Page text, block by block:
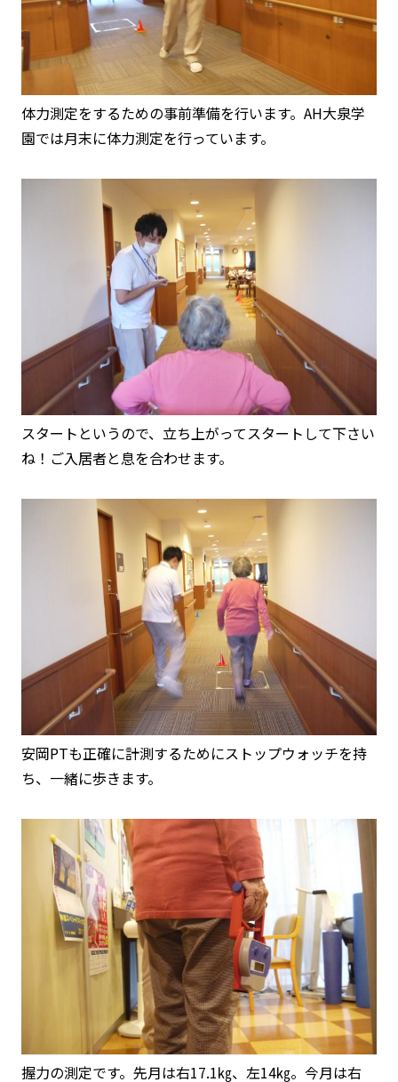
体力測定をするための事前準備を行います。AH大泉学
園では月末に体力測定を行っています。
スタートというので、立ち上がってスタートして下さい
ね！ご入居者と息を合わせます。
安岡PTも正確に計測するためにストップウォッチを持
ち、一緒に歩きます。
握力の測定です。先月は右17.1㎏、左14㎏。今月は右